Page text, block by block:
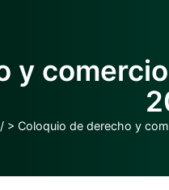
y
/ > Coloquio de derecho y